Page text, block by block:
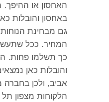
האחסון או ההיפך.
באחסון והובלות
גם מבחינת הנוחות
המחיר. ככל
כך תשלמו פחות.
והובלות כאן
אביב, ולכן
הלקוחות מצפון